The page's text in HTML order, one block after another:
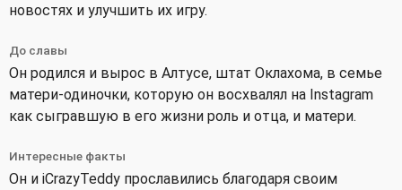
новостях и улучшить их игру.
До славы
Он родился и вырос в Алтусе, штат Оклахома, в семье
матери-одиночки, которую он восхвалял на Instagram
как сыгравшую в его жизни роль и отца, и матери.
Интересные факты
Он и iCrazyTeddy прославились благодаря своим